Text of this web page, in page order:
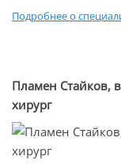
Подробнее о
Пламен Стайков,
хирург